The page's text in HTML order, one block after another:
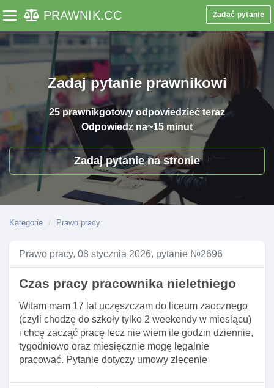
Toggle navigation
PRAWNIK.CC Zadać pytanie
Zadaj pytanie prawnikowi
25 prawnikgotowy odpowiedzieć teraz
Odpowiedz na~15 minut
Zadaj pytanie na stronie
Kategorie Prawo pracy
Prawo pracy, 08 stycznia 2026, pytanie №2696
Czas pracy pracownika nieletniego
Witam mam 17 lat uczęszczam do liceum zaocznego
(czyli chodzę do szkoły tylko 2 weekendy w miesiącu)
i chcę zacząć pracę lecz nie wiem ile godzin dziennie,
tygodniowo oraz miesięcznie mogę legalnie
pracować. Pytanie dotyczy umowy zlecenie